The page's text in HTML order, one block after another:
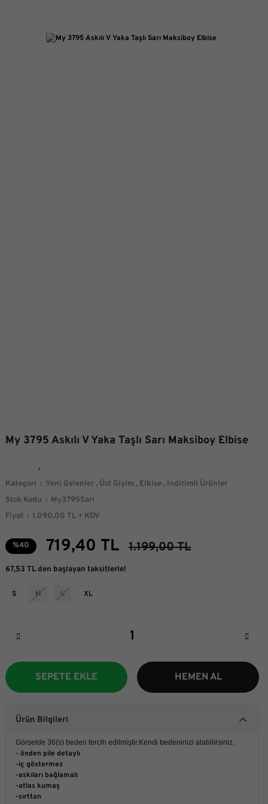
My 3795 Askılı V Yaka Taşlı Sarı Maksiboy Elbise
Kategori Yeni Gelenler , Üst Giyim , Elbise , İndirimli Ürünler
Stok Kodu
My3795Sarı
Fiyat
1.090,00 TL + KDV
%40 719,40 TL 1.199,00 TL
67,53 TL den başlayan taksitlerle!
S M L XL
SEPETE EKLE HEMEN AL
Ürün Bilgileri
Görselde 36(s) beden tercih edilmiştir.Kendi bedeninizi alabilirsiniz.
- önden pile detaylı
-iç göstermez
-askıları bağlamalı
-atlas kumaş
-sırttan